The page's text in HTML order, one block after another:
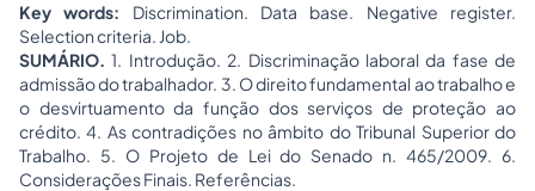
Key words: Discrimination. Data base. Negative register.
Selection criteria. Job.
SUMÁRIO.1. Introdução. 2. Discriminação laboral da fase de
admissão do trabalhador. 3. O direito fundamental ao trabalho e
o desvirtuamento da função dos serviços de proteção ao
crédito. 4. As contradições no âmbito do Tribunal Superior do
Trabalho. 5. O Projeto de Lei do Senado n. 465/2009. 6.
Considerações Finais. Referências.